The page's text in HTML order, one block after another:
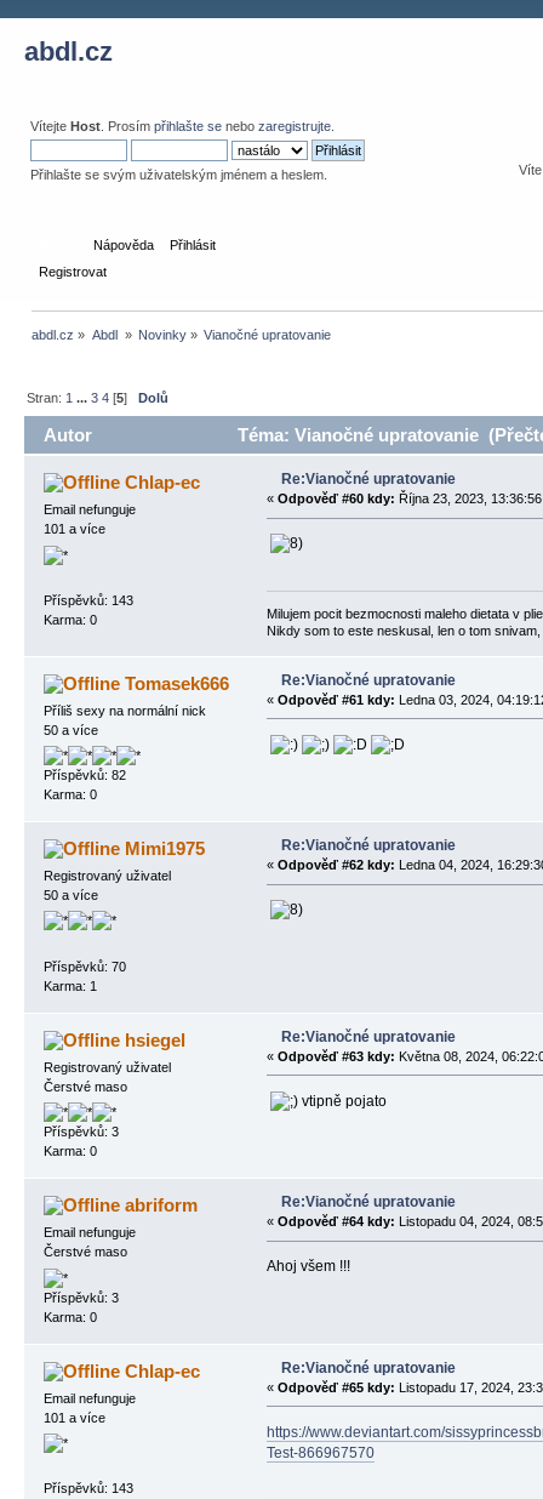
abdl.cz
Vítejte Host . Prosím přihlašte se nebo zaregistrujte
Přihlašte se svým uživatelským jménem a heslem.
Nápověda
Přihlásit
Registrovat
abdl.cz » Abdl » Novinky» Vianočné upratovanie
Stran: 1 ...3 4 [5]Dolů
Autor Téma: Vianočné upratovanie
Chlap-ec
Email nefunguje
101 a více
Příspěvků: 143
Karma: 0
Re:Vianočné upratovanie
« Odpověď #60 kdy: Října 23, 2023,
Milujem pocit bezmocnosti maleho dietata v
Nikdy som to este neskusal, len o tom
Tomasek666
Příliš sexy na normální nick
50 a více
Příspěvků: 82
Karma: 0
Re:Vianočné upratovanie
« Odpověď #61 kdy: Ledna 03, 2024,
Mimi1975
Registrovaný uživatel
50 a více
Příspěvků: 70
Karma: 1
Re:Vianočné upratovanie
« Odpověď #62 kdy: Ledna 04, 2024,
hsiegel
Registrovaný uživatel
Čerstvé maso
Příspěvků: 3
Karma: 0
Re:Vianočné upratovanie
« Odpověď #63 kdy: Května 08, 2024,
vtipně pojato
abriform
Email nefunguje
Čerstvé maso
Příspěvků: 3
Karma: 0
Re:Vianočné upratovanie
« Odpověď #64 kdy: Listopadu 04, 2024,
Ahoj všem !!!
Chlap-ec
Email nefunguje
101 a více
Příspěvků: 143
Re:Vianočné upratovanie
« Odpověď #65 kdy: Listopadu 17, 2024,
https://www.deviantart.com/
Test-866967570